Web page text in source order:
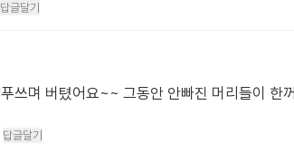
답글달기
쓰며 버텼어요~~ 그동안 안빠진 머리들이
답글달기